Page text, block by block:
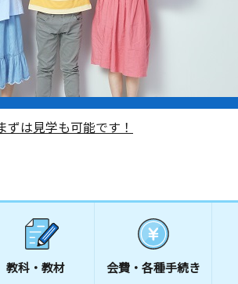
は見学も可能です！
教科・教材 会費・ 各種手続き